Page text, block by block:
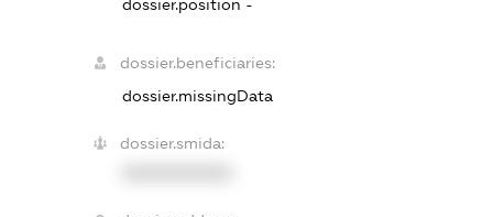
dossier.position -
dossier.beneficiaries:
dossier.missingData
dossier.smida: